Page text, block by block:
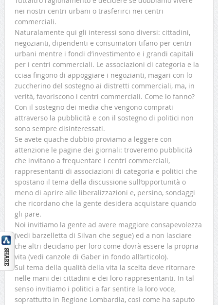
nei nostri centri urbani o trasferirci nei centri
commerciali.
Naturalamente qui gli interessi sono diversi: cittadini,
negozianti, dipendenti e consumatori tifano per centri
urbani mentre i fondi d’investimento e i grandi capitali
per i centri commerciali. Le associazioni di categoria e la
cciaa fingono di appoggiare i negozianti, magari con lo
zuccherino del sostegno ai distretti commerciali, ma, in
verità, favoriscono i centri commerciali. Come lo fanno?
Con il sostegno dei media che vengono comprati
attraverso la pubblicità e con il sostegno di politici non
sono sempre disinteressati.
Se avete quache dubbio proviamo a leggere con
attenzione le pagine dei giornali: troveremo pubblicità
che invitano a frequentare i centri commerciali,
rappresentanti di associazioni di categoria e politici che
spostano il tema della discussione sull’opportunità o
meno di aprire alle liberalizzazioni e, persino, sondaggi
che ricordano che la gente desidera acquistare quando
gli pare.
Noi invitiamo la gente ad avere maggiore consapevolezza
(vedi barzelletta di Silvan che segue) ed a non lasciare
che altri decidano per loro come dovrà essere la propria
vita (vedi canzole di Gaber in fondo all’articolo).
Sul tema della qualità della vita la scelta deve ritornare
nelle mani dei cittadini e dei loro rappresentanti. In tal
senso invitiamo i politici a far sentire la loro voce,
soprattutto in Regione Lombardia, così come ha saputo